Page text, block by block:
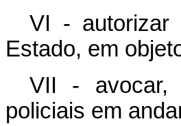
VI - autorizar
Estado, em
VII - avocar,
policiais em